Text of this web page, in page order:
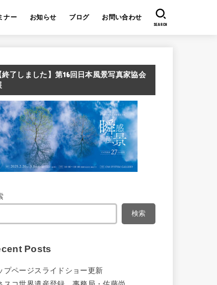
ナー お知らせ ブログ お問い合わせ
SEARCH
終了しました】第16回日本風景写真家協会
検索
Posts
プページスライドショー更新